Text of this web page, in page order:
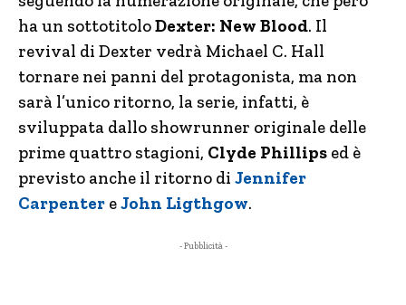
ha un sottotitoloDexter: New Blood. Il
revival di Dexter vedrà Michael C. Hall
tornare nei panni del protagonista, ma non
sarà l’unico ritorno, la serie, infatti, è
sviluppata dallo showrunner originale delle
prime quattro stagioni, Clyde Phillips ed è
previsto anche il ritorno di Jennifer
Carpenter eJohn Ligthgow.
- Pubblicità -